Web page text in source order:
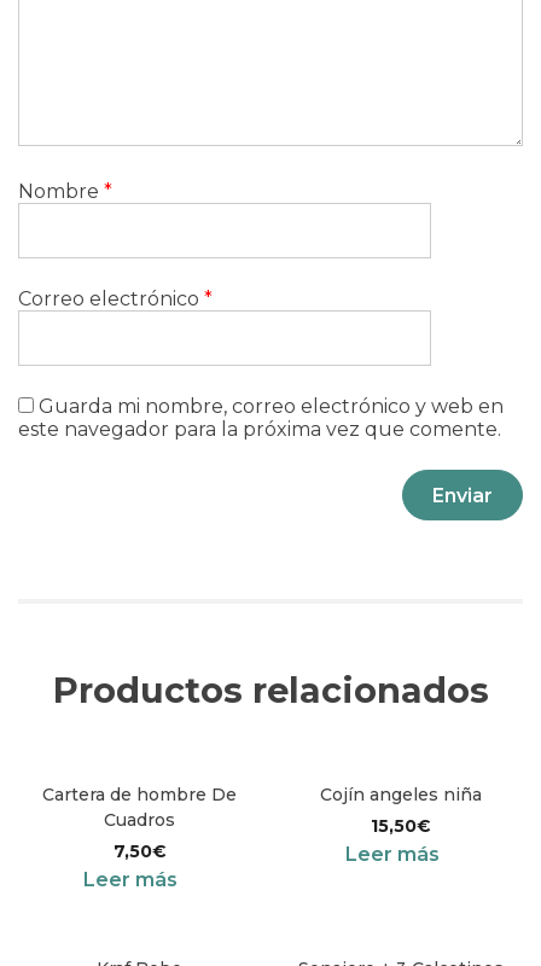
Nombre *
Correo electrónico *
Guarda mi nombre, correo electrónico y web en
este navegador para la próxima vez que comente.
Productos relacionados
Cartera de hombre De
Cuadros
7,50€
Leer más
Cojín angeles niña
15,50€
Leer más